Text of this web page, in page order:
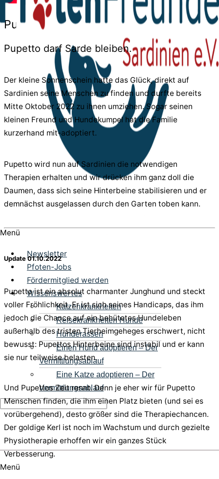
Menü
Newsletter
Pfoten-Jobs
Fördermitglied werden
Wissenswertes
Katzenkrankheiten
Reisekrankheiten Hunde
Hunderassen
Einen Hund adoptieren – Der
Vermittlungsablauf
Eine Katze adoptieren – Der
Vermittlungsablauf
Menü
Pupetto
Pupetto darf Sarde bleiben.
Der kleine Sonnenschein hatte das Glück, direkt auf
Sardinien seine Menschen zu finden und durfte bereits
Mitte Oktober 2022 zu ihnen umziehen. Sogar seinen
kleinen Freund und Hundekumpel hat die Familie
kurzerhand mit-adoptiert.
Pupetto wird nun auf Sardinien die notwendigen
Therapien erhalten und wir drücken ihm ganz doll die
Daumen, dass sich seine Hinterbeine stabilisieren und er
demnächst ausgelassen durch den Garten toben kann.
Update 01.10.2022
Pupetto ist ein absolut charmanter Junghund und steckt
voller Fröhlichkeit. Er ist sich seines Handicaps, das ihm
jedoch die Chance auf ein behütetes Hundeleben
außerhalb des tristen Tierheimgeheges erschwert, nicht
bewusst: Pupettos Hinterbeine sind instabil und er kann
sie nur teilweise belasten.
Und Pupettos Zeit rennt. Denn je eher wir für Pupetto
Menschen finden, die ihm einen Platz bieten (und sei es
vorübergehend), desto größer sind die Therapiechancen.
Der goldige Kerl ist noch im Wachstum und durch gezielte
Physiotherapie erhoffen wir ein ganzes Stück
Verbesserung.